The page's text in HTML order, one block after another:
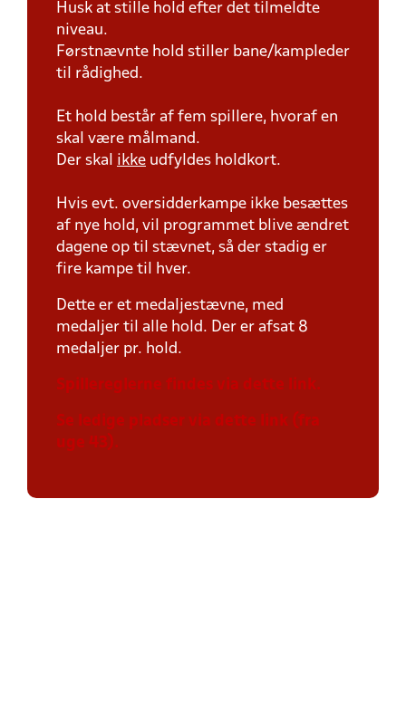
Husk at stille hold efter det tilmeldte
niveau.
Førstnævnte hold stiller bane/kampleder
til rådighed.
Et hold består af fem spillere, hvoraf en
skal være målmand.
Der skal ikke udfyldes holdkort.
Hvis evt. oversidderkampe ikke besættes
af nye hold, vil programmet blive ændret
dagene op til stævnet, så der stadig er
fire kampe til hver.
Dette er et medaljestævne, med
medaljer til alle hold. Der er afsat 8
medaljer pr. hold.
Spillereglerne findes via dette link.
Se ledige pladser via dette link (fra
uge 43).